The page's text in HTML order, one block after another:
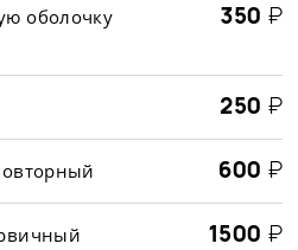
оболочку
350 ₽
250 ₽
600 ₽
1500 ₽